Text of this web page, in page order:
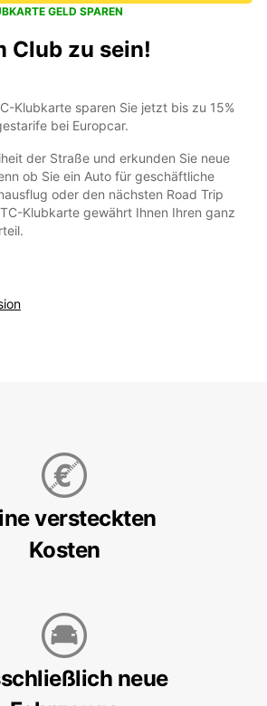
GELD SPAREN
Club zu sein!
Klubkarte sparen Sie jetzt bis zu 15%
bei Europcar.
der Straße und erkunden Sie neue
ob Sie ein Auto für geschäftliche
oder den nächsten Road Trip
Klubkarte gewährt Ihnen Ihren ganz
versteckten
Kosten
neue